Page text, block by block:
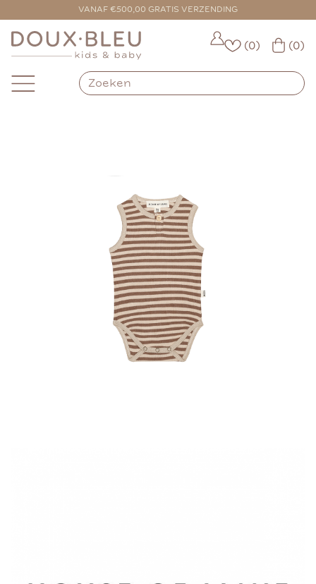
VANAF €500,00 GRATIS VERZENDING
VOOR 16:00 BESTELD = VANDAAG VERZONDEN
(0) (0)